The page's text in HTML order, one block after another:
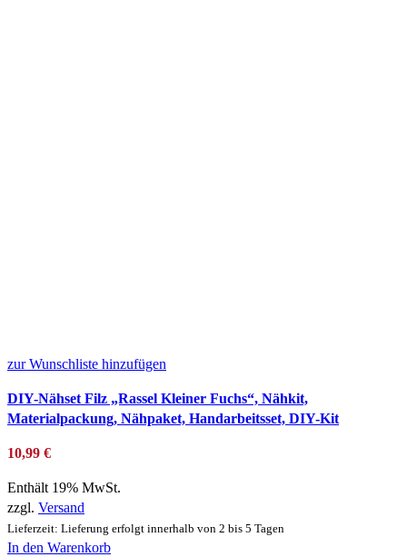
zur Wunschliste hinzufügen
DIY-Nähset Filz „Rassel Kleiner Fuchs“, Nähkit,
Materialpackung, Nähpaket, Handarbeitsset, DIY-Kit
10,99 €
Enthält 19% MwSt.
zzgl. Versand
Lieferzeit: Lieferung erfolgt innerhalb von 2 bis 5 Tagen
In den Warenkorb